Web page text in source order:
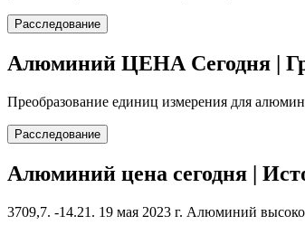
Расследование
Алюминий ЦЕНА Сегодня |
Преобразование единиц измерения для
Расследование
Алюминий цена сегодня |
3709,7. -14.21. 19 мая 2023 г. Алюминий